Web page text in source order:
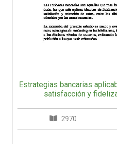
Estrategias bancarias
satisfacción y
2970